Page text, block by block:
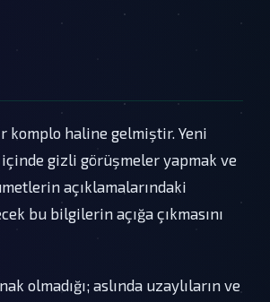
komplo haline gelmiştir. Yeni
gizli görüşmeler yapmak ve
açıklamalarındaki
bu bilgilerin açığa çıkmasını
olmadığı; aslında uzaylıların ve